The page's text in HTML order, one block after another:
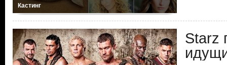
Кастинг
Starz